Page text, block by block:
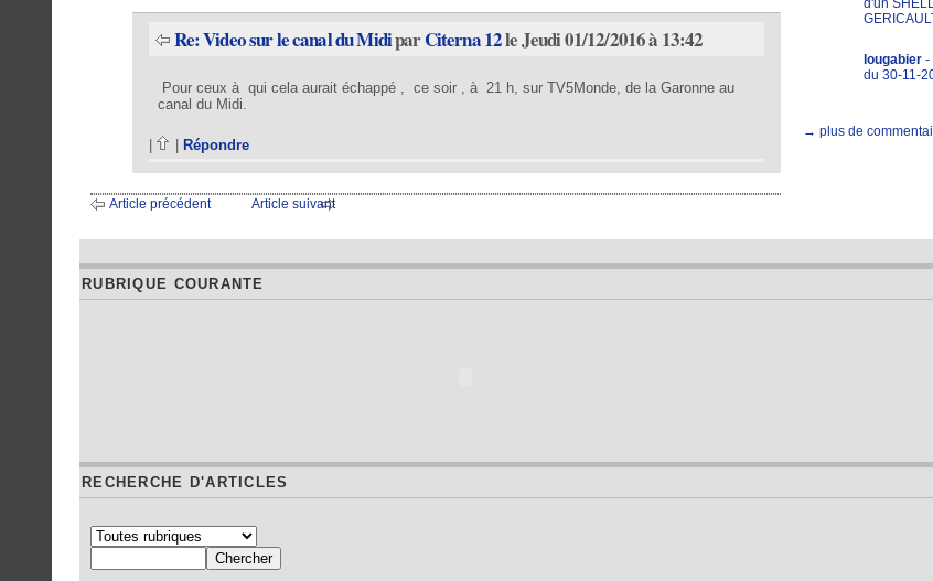
Re: Video sur le canal du MidiparCiterna 12le Jeudi 01/12/2016 à 13:42
Pour ceux à qui cela aurait échappé , ce soir , à 21 h, sur TV5Monde, de la Garonne au
canal du Midi.
| Répondre
Article précédent Article suivant
d'un
lougabier -
du 30-11-
→ plus de
RUBRIQUE COURANTE
RECHERCHE D'ARTICLES